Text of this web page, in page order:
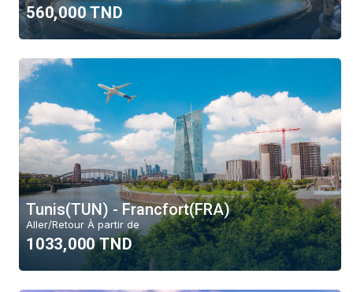
560,000 TND
Tunis(TUN) - Francfort(FRA)
Aller/Retour À partir de
1033,000 TND